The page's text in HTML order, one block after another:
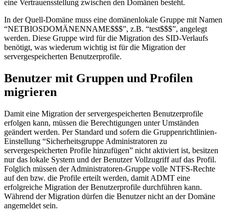
eine Vertrauensstellung zwischen den Domänen besteht.
In der Quell-Domäne muss eine domänenlokale Gruppe mit Namen
“NETBIOSDOMÄNENNAME$$$”, z.B. “test$$$”, angelegt
werden. Diese Gruppe wird für die Migration des SID-Verlaufs
benötigt, was wiederum wichtig ist für die Migration der
servergespeicherten Benutzerprofile.
Benutzer mit Gruppen und Profilen
migrieren
Damit eine Migration der servergespeicherten Benutzerprofile
erfolgen kann, müssen die Berechtigungen unter Umständen
geändert werden. Per Standard und sofern die Gruppenrichtlinien-
Einstellung “Sicherheitsgruppe Administratoren zu
servergespeicherten Profile hinzufügen” nicht aktiviert ist, besitzen
nur das lokale System und der Benutzer Vollzugriff auf das Profil.
Folglich müssen der Administratoren-Gruppe volle NTFS-Rechte
auf den bzw. die Profile erteilt werden, damit ADMT eine
erfolgreiche Migration der Benutzerprofile durchführen kann.
Während der Migration dürfen die Benutzer nicht an der Domäne
angemeldet sein.